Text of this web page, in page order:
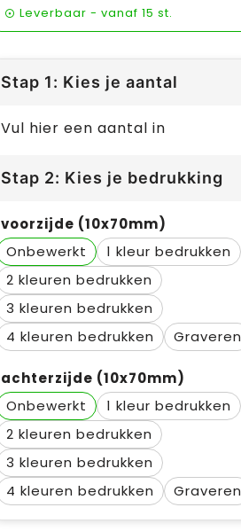
Leverbaar - vanaf 15 st.
Stap 1: Kies je aantal
Vul hier een aantal in
Stap 2: Kies je bedrukking
voorzijde (10x70mm)
Onbewerkt
1
2
3
4
Graveren
achterzijde (10x70mm)
Onbewerkt
1
2
3
4
Graveren